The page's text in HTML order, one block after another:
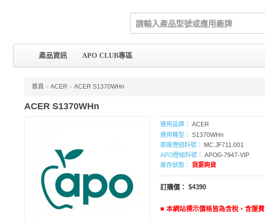
產品資訊 APO CLUB專區
首頁 » ACER » ACER S1370WHn
ACER S1370WHn
適用品牌： ACER
適用機型： S1370WHn
原廠燈組料號：
MC.JF711.001
APO燈組料號： APOG-7947-VIP
庫存狀態： 我要詢貨
訂購價： $4390
■ 本網站標示價格皆為含稅、含運